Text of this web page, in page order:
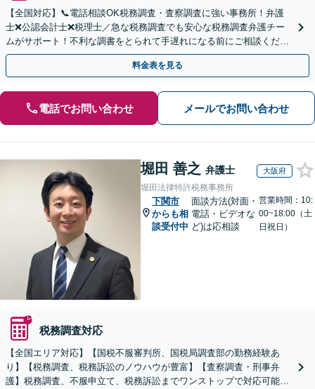
【全国対応】📞電話相談OK税務調査・査察調査に強い事務所！弁護
士❌公認会計士❌税理士／急な税務調査でも安心な税務調査弁護チー
ムがサポート！不利な調書をとられて手遅れになる前にご相談くださ
い。
料金表を見る
電話でお問い合わせ メールでお問い合わせ
堀田 善之 弁護士 大阪府
堀田法律特許税務事務所
下関市
からも相
談受付中
面談方法(対面・
電話・ビデオな
ど)は応相談
営業時間：10:
00~18:00（土
日祝日）
税務調査対応
【全国エリア対応】【国税不服審判所、国税局調査部の勤務経験あ
り】【税務調査、税務訴訟のノウハウが豊富】【査察調査・刑事弁
護】税務調査、不服申立て、税務訴訟までワンストップで対応可能！